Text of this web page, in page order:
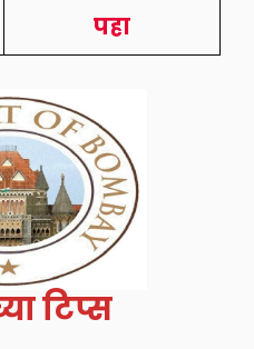
पहा
टिप्स